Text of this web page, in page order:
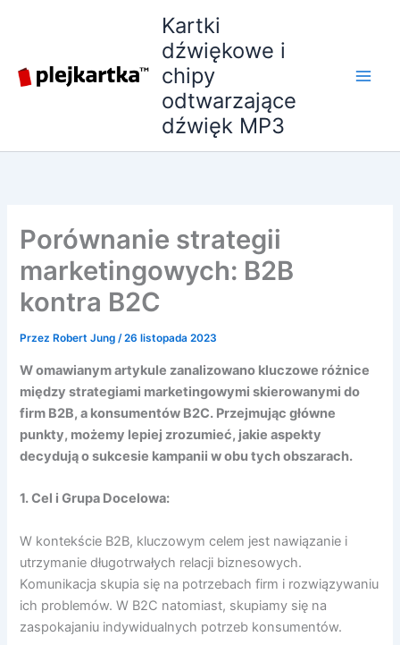
Kartki
dźwiękowe i
chipy
odtwarzające
dźwięk MP3
Porównanie strategii
marketingowych: B2B
kontra B2C
Przez Robert Jung/26 listopada 2023
W omawianym artykule zanalizowano kluczowe różnice
między strategiami marketingowymi skierowanymi do
firm B2B, a konsumentów B2C. Przejmując główne
punkty, możemy lepiej zrozumieć, jakie aspekty
decydują o sukcesie kampanii w obu tych obszarach.
1. Cel i Grupa Docelowa:
W kontekście B2B, kluczowym celem jest nawiązanie i
utrzymanie długotrwałych relacji biznesowych.
Komunikacja skupia się na potrzebach firm i rozwiązywaniu
ich problemów. W B2C natomiast, skupiamy się na
zaspokajaniu indywidualnych potrzeb konsumentów.